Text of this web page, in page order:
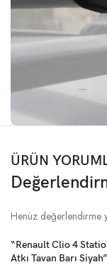
ÜRÜN
Henüz değerlendirme
“Renault Clio 4
Atkı Tavan Barı